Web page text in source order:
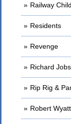
Railway
Residents
Revenge
Richard
Rip Rig &
Robert Wyatt